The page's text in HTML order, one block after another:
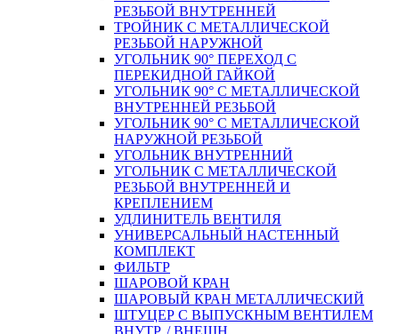
РЕЗЬБОЙ ВНУТРЕННЕЙ
ТРОЙНИК С МЕТАЛЛИЧЕСКОЙ
РЕЗЬБОЙ НАРУЖНОЙ
УГОЛЬНИК 90° ПЕРЕХОД С
ПЕРЕКИДНОЙ ГАЙКОЙ
УГОЛЬНИК 90° С МЕТАЛЛИЧЕСКОЙ
ВНУТРЕННEЙ РЕЗЬБОЙ
УГОЛЬНИК 90° С МЕТАЛЛИЧЕСКОЙ
НАРУЖНОЙ РЕЗЬБОЙ
УГОЛЬНИК ВНУТРЕННИЙ
УГОЛЬНИК С МЕТАЛЛИЧЕСКОЙ
РЕЗЬБОЙ ВНУТРЕННЕЙ И
КРЕПЛЕНИЕМ
УДЛИНИТЕЛЬ ВЕНТИЛЯ
УНИВЕРСАЛЬНЫЙ НАСТЕННЫЙ
КОМПЛЕКТ
ФИЛЬТР
ШАРОВОЙ КРАН
ШАРОВЫЙ КРАН МЕТАЛЛИЧЕСКИЙ
ШТУЦЕР С ВЫПУСКНЫМ ВЕНТИЛЕМ
ВНУТР. / ВНЕШН.